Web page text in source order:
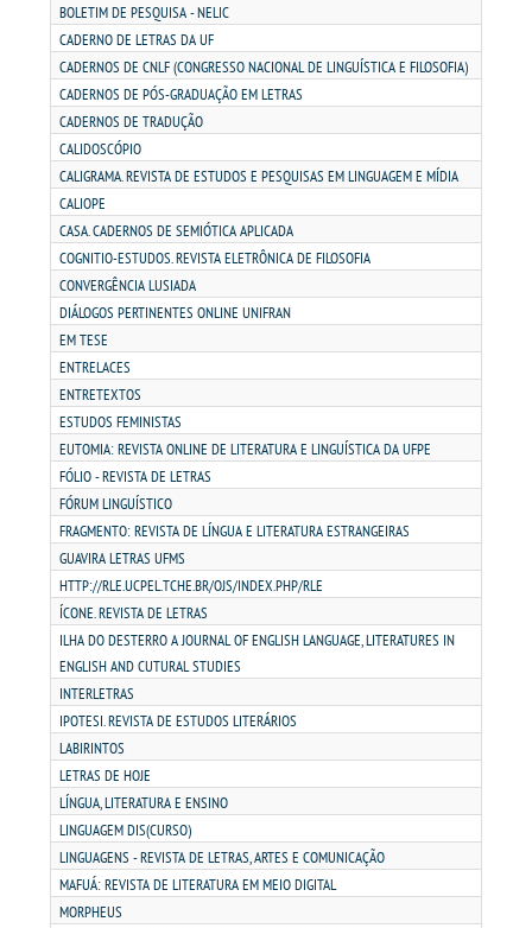
DESTAQUES
UNIESP NEWS
REPOSITÓRIO
DISCENTE
MANUAIS
PDI
REGIMENTO GERAL
REGULAMENTOS
PPC
RELATOS
PORTARIAS
LOGIN
WEBMAIL
PORTAL DE ALUNOS
BOLETIM DE PESQUISA - NELIC
CADERNO DE LETRAS DA UF
CADERNOS DE CNLF (CONGRESSO NACIONAL DE LINGUÍSTICA E FILOSOFIA)
CADERNOS DE PÓS-GRADUAÇÃO EM LETRAS
CADERNOS DE TRADUÇÃO
CALIDOSCÓPIO
CALIGRAMA. REVISTA DE ESTUDOS E PESQUISAS EM LINGUAGEM E MÍDIA
CALIOPE
CASA. CADERNOS DE SEMIÓTICA APLICADA
COGNITIO-ESTUDOS. REVISTA ELETRÔNICA DE FILOSOFIA
CONVERGÊNCIA LUSIADA
DIÁLOGOS PERTINENTES ONLINE UNIFRAN
EM TESE
ENTRELACES
ENTRETEXTOS
ESTUDOS FEMINISTAS
EUTOMIA: REVISTA ONLINE DE LITERATURA E LINGUÍSTICA DA UFPE
FÓLIO - REVISTA DE LETRAS
FÓRUM LINGUÍSTICO
FRAGMENTO: REVISTA DE LÍNGUA E LITERATURA ESTRANGEIRAS
GUAVIRA LETRAS UFMS
HTTP://RLE.UCPEL.TCHE.BR/OJS/INDEX.PHP/RLE
ÍCONE. REVISTA DE LETRAS
ILHA DO DESTERRO A JOURNAL OF ENGLISH LANGUAGE, LITERATURES IN
ENGLISH AND CUTURAL STUDIES
INTERLETRAS
IPOTESI. REVISTA DE ESTUDOS LITERÁRIOS
LABIRINTOS
LETRAS DE HOJE
LÍNGUA, LITERATURA E ENSINO
LINGUAGEM DIS(CURSO)
LINGUAGENS - REVISTA DE LETRAS, ARTES E COMUNICAÇÃO
MAFUÁ: REVISTA DE LITERATURA EM MEIO DIGITAL
MORPHEUS